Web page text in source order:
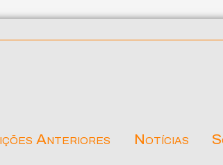
Anteriores Notícias